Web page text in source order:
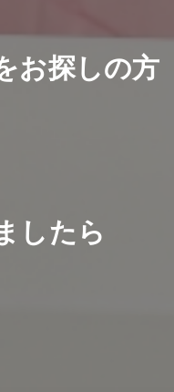
お探しの方
したら